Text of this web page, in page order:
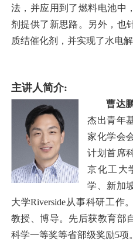
法，并应用到了燃料电池中
剂提供了新思路。另外，也
质结催化剂，并实现了水电
主讲人简介:
曹达
杰出青年
家化学会
计划首席
京化工大
学、新加
大学Riverside从事科研工作
教授、博导。先后获教育部
科学一等奖等省部级奖励5项